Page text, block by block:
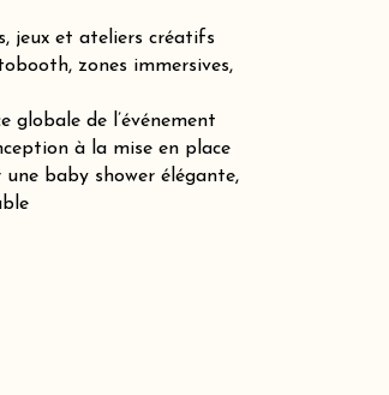
jeux et ateliers créatifs
zones immersives,
globale de l’événement
à la mise en place
baby shower élégante,